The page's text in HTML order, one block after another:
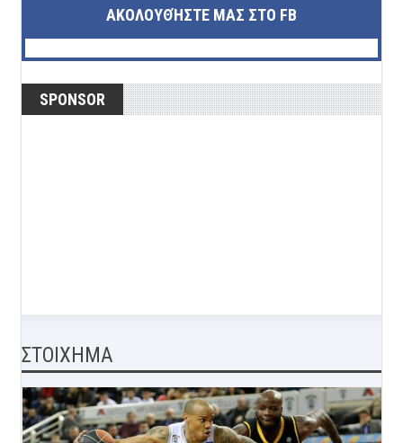
ΑΚΟΛΟΥΘΉΣΤΕ ΜΑΣ ΣΤΟ FB
SPONSOR
ΣΤΟΙΧΗΜΑ